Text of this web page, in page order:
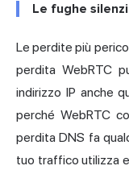
Le fughe
Le perdite più
perdita WebRTC
indirizzo IP anche
perché WebRTC
perdita DNS fa
tuo traffico utilizza